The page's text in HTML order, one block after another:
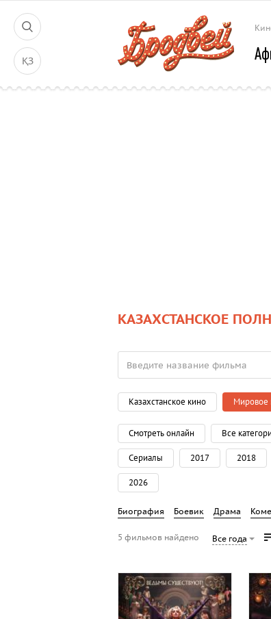
ҚЗ
КАЗАХСТАНСКОЕ
Казахстанское кино Мировое
Смотреть онлайн Все
Сериалы 2017 2018
2026
Биография Боевик Драма
5 фильмов найдено Все года